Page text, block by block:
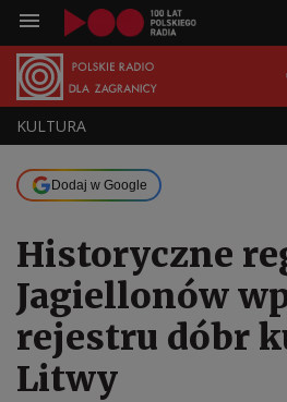
KULTURA
Dodaj w Google
Historyczne
Jagiellonów
rejestru dóbr
Litwy